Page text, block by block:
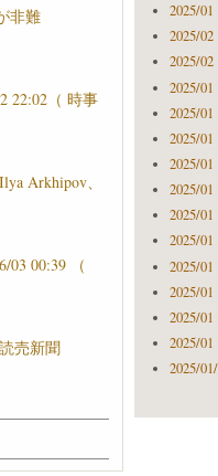
非難
22:02（ 時事
Arkhipov、
03 00:39 （
売新聞
2025/
2025/
2025/
2025/
2025/
2025/
2025/
2025/
2025/
2025/
2025/
2025/
2025/
2025/
2025/